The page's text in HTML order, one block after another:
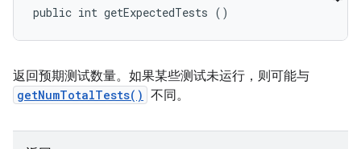
public int getExpectedTests ()
返回预期测试数量。如果某些测试未运行，则可能与
getNumTotalTests() 不同。